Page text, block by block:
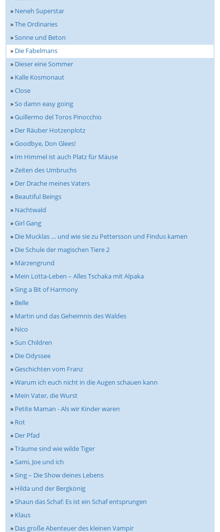
» Neneh Superstar
»The Ordinaries
»Sonne und Beton
» Die Fabelmans
» Dieser eine Sommer
» Kalle Kosmonaut
»Close
»So damn easy going
»Guillermo del Toros Pinocchio
» Der Räuber Hotzenplotz
»Goodbye, Don Glees!
» Im Himmel ist auch Platz für Mäuse
»Zeiten des Umbruchs
» Der Drache meines Vaters
» Beautiful Beings
» Nachtwald
»Girl Gang
» Die Mucklas … und wie sie zu Pettersson und Findus kamen
» Die Schule der magischen Tiere 2
» Märzengrund
» Mein Lotta-Leben – Alles Tschaka mit Alpaka
»Sing a Bit of Harmony
» Belle
» Martin und das Geheimnis des Waldes
» Nico
»Sun Children
» Die Odyssee
»Geschichten vom Franz
»Warum ich euch nicht in die Augen schauen kann
» Mein Vater, die Wurst
» Petite Maman - Als wir Kinder waren
» Rot
» Der Pfad
»Träume sind wie wilde Tiger
»Sami, Joe und ich
»Sing – Die Show deines Lebens
» Hilda und der Bergkönig
»Shaun das Schaf: Es ist ein Schaf entsprungen
» Klaus
» Das große Abenteuer des kleinen Vampir